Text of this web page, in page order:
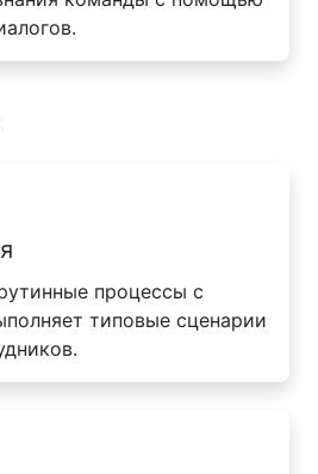
процессы с
типовые сценарии